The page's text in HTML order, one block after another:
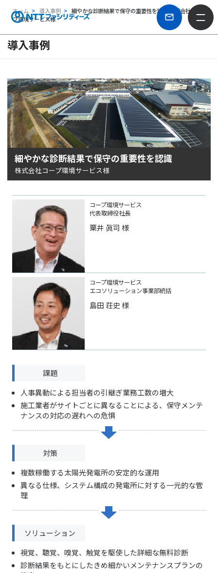
ホーム 導入事例
細やかな診断結果で保守の重要性を認識 株式会社コー
プ環境サービス様
導入事例
細やかな診断結果で保守の重要性を認識
株式会社コープ環境サービス様
コープ環境サービス
代表取締役社長
粟井 眞司 様
コープ環境サービス
エコソリューション事業部統括
島田 荘史 様
課題
人事異動による担当者の引継ぎ業務工数の増大
施工業者がサイトごとに異なることによる、保守メンテ
ナンスの対応の遅れへの危惧
対策
複数稼働する太陽光発電所の安定的な運用
異なる仕様、システム構成の発電所に対する一元的な管
理
ソリューション
視覚、聴覚、嗅覚、触覚を駆使した詳細な無料診断
診断結果をもとにしたきめ細かいメンテナンスプランの